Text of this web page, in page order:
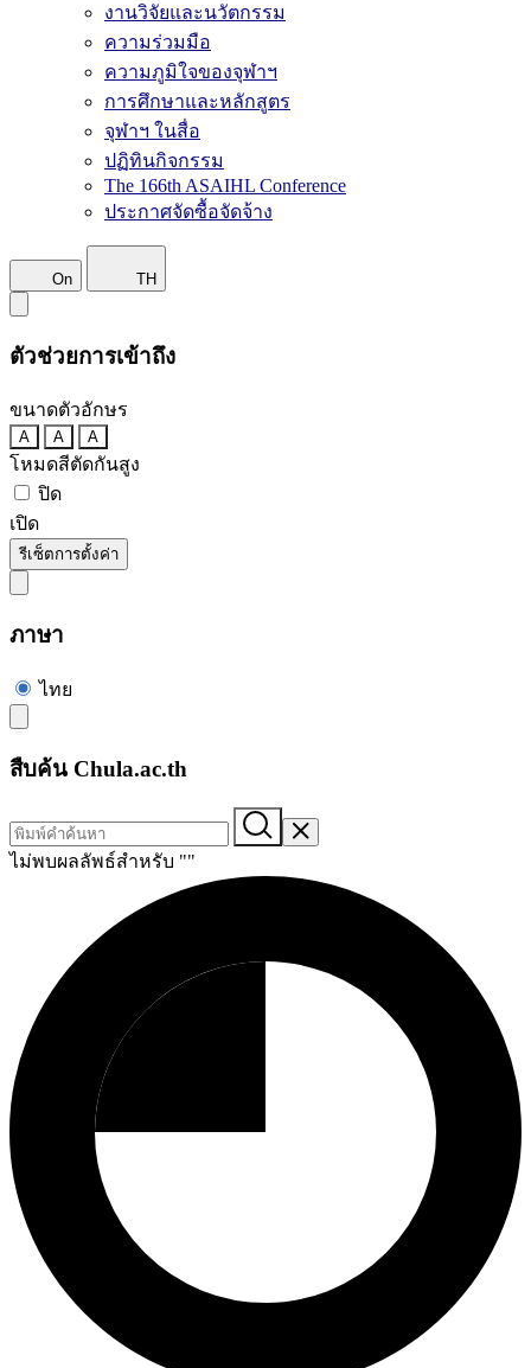
งานวิจัยและนวัตกรรม
ความร่วมมือ
ความภูมิใจของจุฬาฯ
การศึกษาและหลักสูตร
จุฬาฯ ในสื่อ
ปฏิทินกิจกรรม
The 166th ASAIHL Conference
ประกาศจัดซื้อจัดจ้าง
On TH
ตัวช่วยการเข้าถึง
ขนาดตัวอักษร
A A A
โหมดสีตัดกันสูง
ปิด
เปิด
รีเซ็ตการตั้งค่า
ภาษา
ไทย
สืบค้น Chula.ac.th
ไม่พบผลลัพธ์สำหรับ ""